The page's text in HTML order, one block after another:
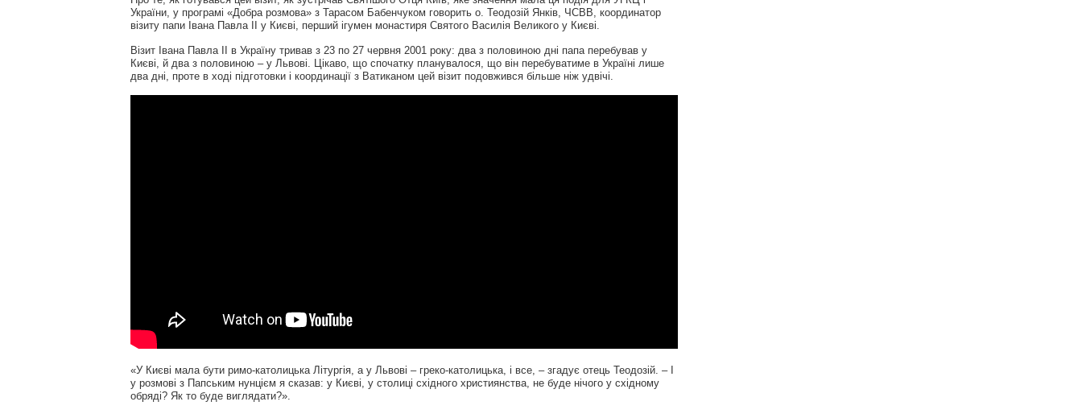
України, у програмі «Добра розмова» з Тарасом Бабенчуком говорить о. Теодозій Янків, ЧСВВ, координатор
візиту папи Івана Павла ІІ у Києві, перший ігумен монастиря Святого Василія Великого у Києві.
Візит Івана Павла ІІ в Україну тривав з 23 по 27 червня 2001 року: два з половиною дні папа перебував у
Києві, й два з половиною – у Львові. Цікаво, що спочатку планувалося, що він перебуватиме в Україні лише
два дні, проте в ході підготовки і координації з Ватиканом цей візит подовжився більше ніж удвічі.
«У Києві мала бути римо-католицька Літургія, а у Львові – греко-католицька, і все, – згадує отець Теодозій. – І
у розмові з Папським нунцієм я сказав: у Києві, у столиці східного християнства, не буде нічого у східному
обряді? Як то буде виглядати?».